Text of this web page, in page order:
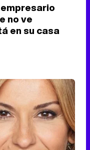
no ve
en su casa